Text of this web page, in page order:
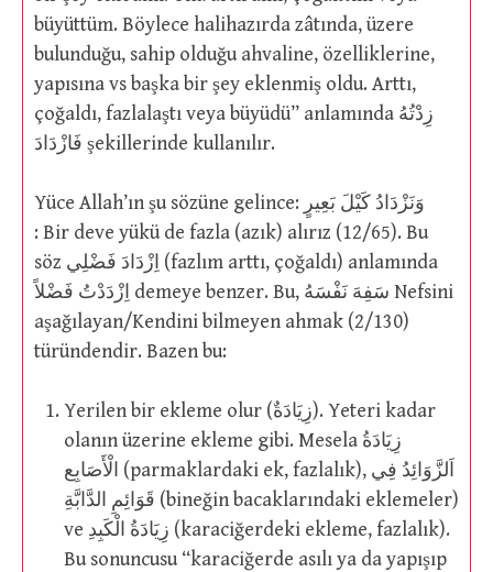
büyüttüm. Böylece halihazırda zâtında, üzere
bulunduğu, sahip olduğu ahvaline, özelliklerine,
yapısına vs başka bir şey eklenmiş oldu. Arttı,
çoğaldı, fazlalaştı veya büyüdü” anlamında زِدْتُهُ
فَازْدَادَ şekillerinde kullanılır.
Yüce Allah’ın şu sözüne gelince: وَنَزْدَادُ كَيْلَ بَعِيرٍ
: Bir deve yükü de fazla (azık) alırız (12/65). Bu
söz اِزْدَادَ فَضْلِي (fazlım arttı, çoğaldı) anlamında
اِزْدَدْتُ فَضْلاً demeye benzer. Bu, سَفِهَ نَفْسَهُ Nefsini
aşağılayan/Kendini bilmeyen ahmak (2/130)
türündendir. Bazen bu:
Yerilen bir ekleme olur (زِيَادَةٌ). Yeteri kadar
olanın üzerine ekleme gibi. Mesela زِيَادَةُ
الْأَصَابِع (parmaklardaki ek, fazlalık), اَلزَّوَائِدُ فِي
قَوَائِمِ الدَّابَّةِ (bineğin bacaklarındaki eklemeler)
ve زِيَادَةُ الْكَبِدِ (karaciğerdeki ekleme, fazlalık).
Bu sonuncusu “karaciğerde asılı ya da yapışıp